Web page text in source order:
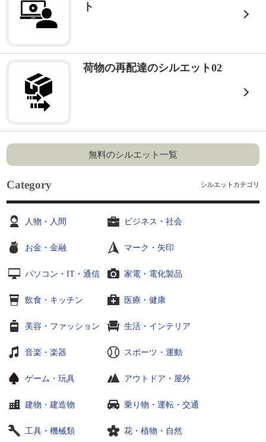
ト
荷物の再配達のシルエット02
無料のシルエット一覧
Category シルエットカテゴリ
人物・人間 ビジネス・社会
お金・金融 マーク・矢印
パソコン・IT・通信 家電・電化製品
飲食・キッチン 医療・健康
美容・ファッション 生活・インテリア
音楽・楽器 スポーツ・運動
ゲーム・玩具 アウトドア・屋外
建物・建造物 乗り物・運転・交通
工具・機械類 花・植物・自然